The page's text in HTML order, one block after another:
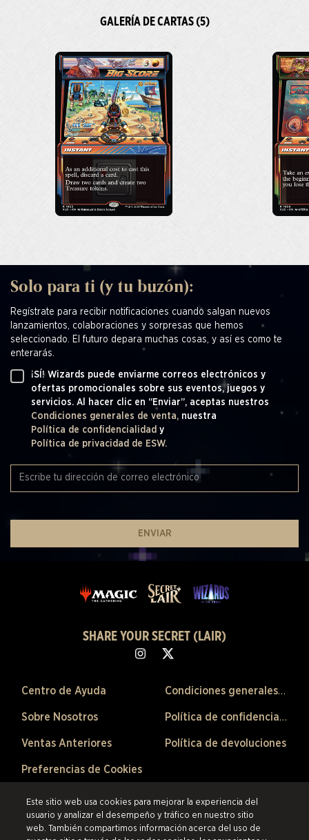
GALERÍA DE CARTAS (5)
Solo para ti (y tu buzón):
Regístrate para recibir notificaciones cuando salgan nuevos
lanzamientos, colaboraciones y sorpresas que hemos
seleccionado. El futuro depara muchas cosas, y así es como te
enterarás.
¡SÍ! Wizards puede enviarme correos electrónicos y
ofertas promocionales sobre sus eventos, juegos y
servicios. Al hacer clic en “Enviar”, aceptas nuestros
Condiciones generales de venta, nuestra
Política de confidencialidad y
Política de privacidad de ESW.
ENVIAR
SHARE YOUR SECRET (LAIR)
Centro de Ayuda
Sobre Nosotros
Ventas Anteriores
Preferencias de Cookies
Condiciones generales de venta
Política de confidencialidad
Política de devoluciones
©2026 ESW France SAS. Todos los derechos reservados.
Las marcas
citadas son propiedad de sus respectivos dueños en los Estados Unidos y
otros países.
ESW France SAS es el revendedor autorizado de los productos
y servicios ofrecidos en esta tienda en línea.
Este sitio web usa cookies para mejorar la experiencia del
usuario y analizar el desempeño y tráfico en nuestro sitio
web. También compartimos información acerca del uso de